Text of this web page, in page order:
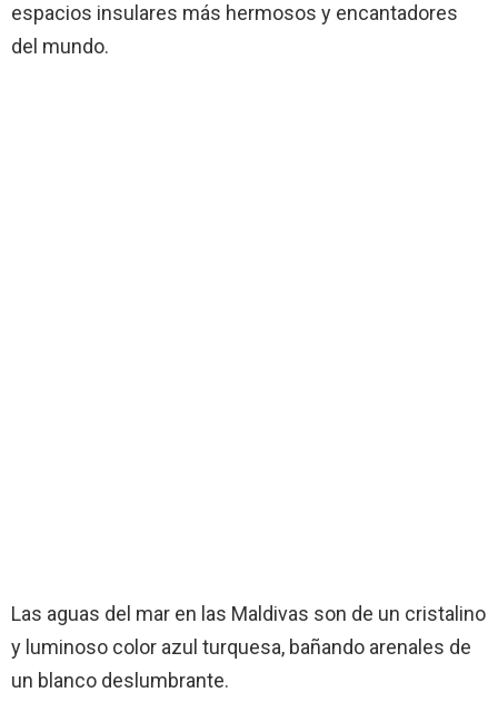
espacios insulares más hermosos y encantadores
del mundo.
Las aguas del mar en las Maldivas son de un cristalino
y luminoso color azul turquesa, bañando arenales de
un blanco deslumbrante.